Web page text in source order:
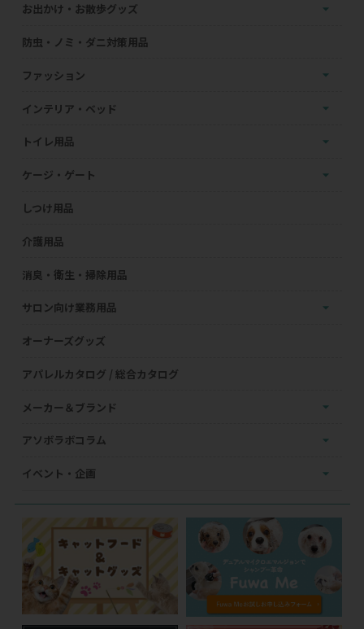
お出かけ・お散歩グッズ
防虫・ノミ・ダニ対策用品
ファッション
インテリア・ベッド
トイレ用品
ケージ・ゲート
しつけ用品
介護用品
消臭・衛生・掃除用品
サロン向け業務用品
オーナーズグッズ
アパレルカタログ / 総合カタログ
メーカー＆ブランド
アソボラボコラム
イベント・企画